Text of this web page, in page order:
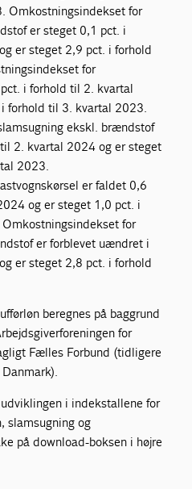
Omkostningsindekset for
er steget 0,1 pct. i
er steget 2,9 pct. i forhold
for
i forhold til 2. kvartal
forhold til 3. kvartal 2023.
ekskl. brændstof
2. kvartal 2024 og er steget
2023.
er faldet 0,6
og er steget 1,0 pct. i
for
er forblevet uændret i
er steget 2,8 pct. i forhold
beregnes på baggrund
for
Fælles Forbund (tidligere
i indekstallene for
slamsugning og
på download-boksen i højre